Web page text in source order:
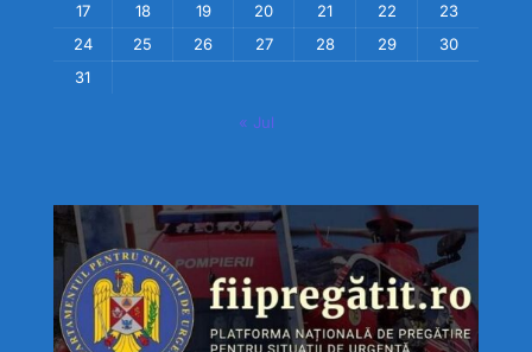
17
18 19 20 21 22
23
24
25 26 27 28 29
30
31
« Jul